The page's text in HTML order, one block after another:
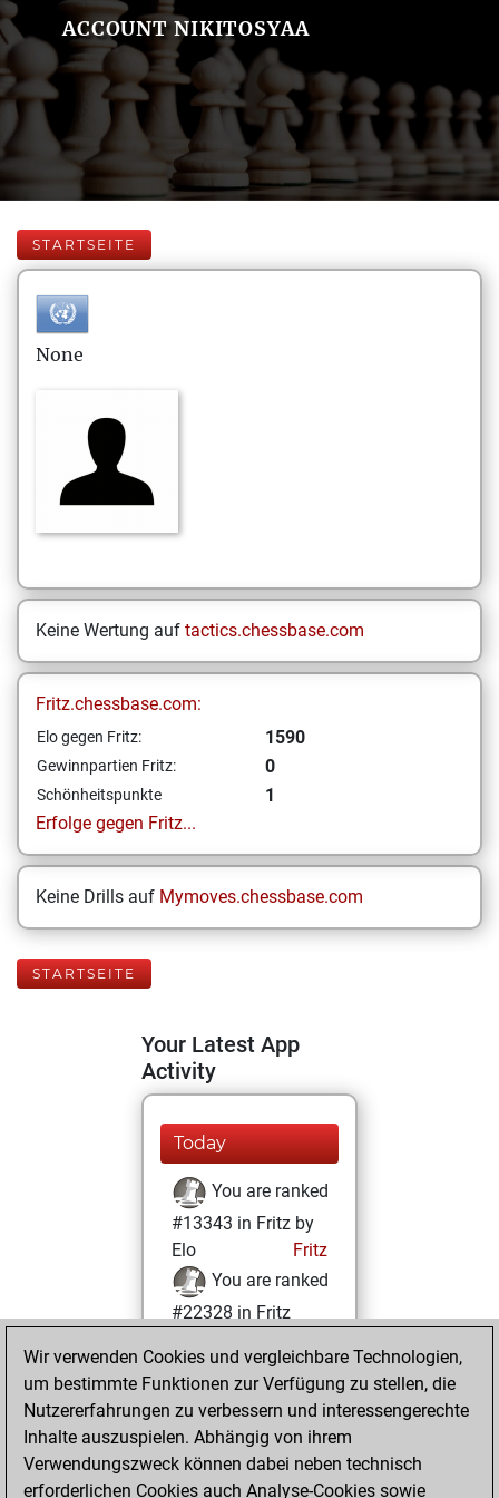
ACCOUNT NIKITOSYAA
STARTSEITE
None
Keine Wertung auf tactics.chessbase.com
Fritz.chessbase.com:
Elo gegen Fritz: 1590
Gewinnpartien Fritz: 0
Schönheitspunkte
1
Erfolge gegen Fritz...
Keine Drills auf Mymoves.chessbase.com
STARTSEITE
Your Latest App
Activity
Today
You are ranked
#13343 in Fritz by
Elo
Fritz
You are ranked
#22328 in Fritz
Mittwoch, Juli 6,
2022
You achieved a
BeautyScore of 1
Wir verwenden Cookies und vergleichbare Technologien,
um bestimmte Funktionen zur Verfügung zu stellen, die
Nutzererfahrungen zu verbessern und interessengerechte
Inhalte auszuspielen. Abhängig von ihrem
Verwendungszweck können dabei neben technisch
erforderlichen Cookies auch Analyse-Cookies sowie